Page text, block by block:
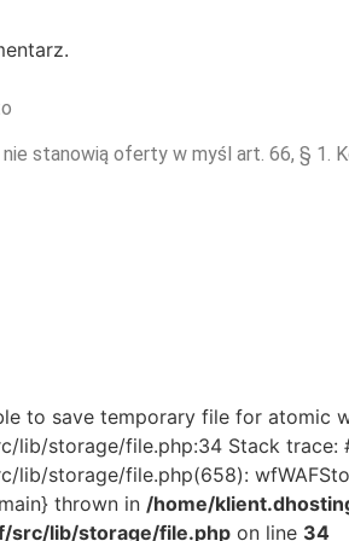
stanowią oferty w myśl art. 66, § 1.
to save temporary file for
storage/file.php:34 Stack
storage/file.php(658):
thrown in /home/
src/lib/storage/file.php on line 34